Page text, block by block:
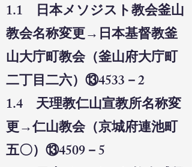
1.1 日本メソジスト教会釜山
教会名称変更→日本基督教釜
山大庁町教会（釜山府大庁町
二丁目二六）⑬4533－2
1.4 天理教仁山宣教所名称変
更→仁山教会（京城府連池町
五〇）⑬4509－5